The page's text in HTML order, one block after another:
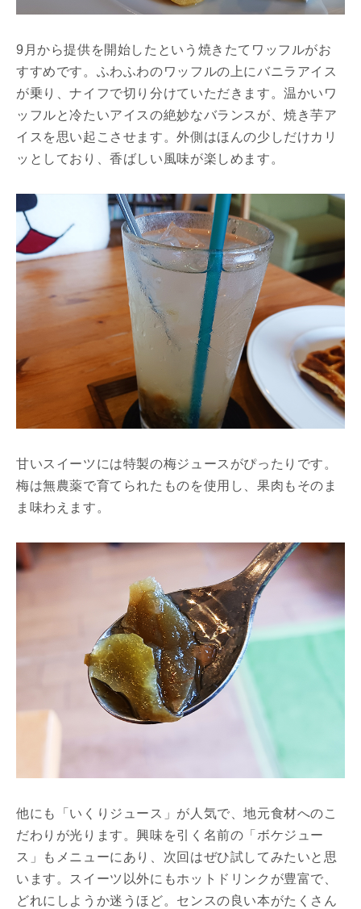
9月から提供を開始したという焼きたてワッフルがお
すすめです。ふわふわのワッフルの上にバニラアイス
が乗り、ナイフで切り分けていただきます。温かいワ
ッフルと冷たいアイスの絶妙なバランスが、焼き芋ア
イスを思い起こさせます。外側はほんの少しだけカリ
ッとしており、香ばしい風味が楽しめます。
甘いスイーツには特製の梅ジュースがぴったりです。
梅は無農薬で育てられたものを使用し、果肉もそのま
ま味わえます。
他にも「いくりジュース」が人気で、地元食材へのこ
だわりが光ります。興味を引く名前の「ボケジュー
ス」もメニューにあり、次回はぜひ試してみたいと思
います。スイーツ以外にもホットドリンクが豊富で、
どれにしようか迷うほど。センスの良い本がたくさん